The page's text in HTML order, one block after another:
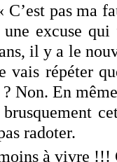
pas ma
excuse
il y a le
vais répéter
Non. En
radoter.
à vivre